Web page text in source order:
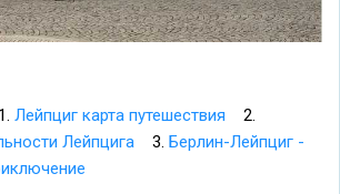
Лейпциг карта путешествия 2.
Лейпцига 3. Берлин-Лейпциг -